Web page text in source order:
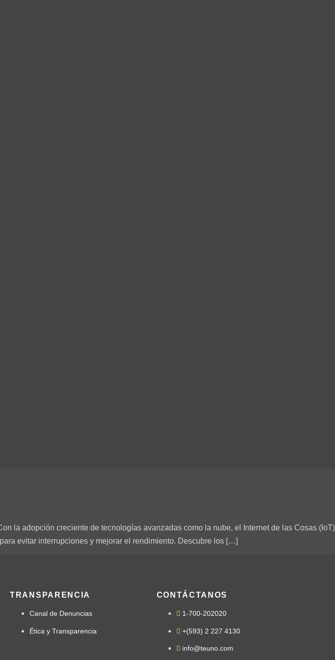
la adopción creciente de tecnologías avanzadas como la nube, el Internet de las Cosas (IoT)
evitar interrupciones y mejorar el rendimiento. Descubre los […]
TRANSPARENCIA
Canal de Denuncias
Ética y Transparencia
CONTÁCTANOS
1-700-202020
+(593) 2 227 4130
info@teuno.com